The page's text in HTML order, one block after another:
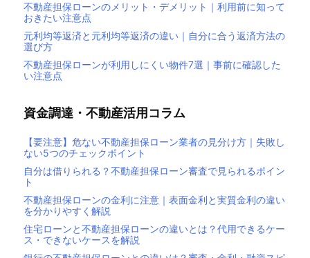
不動産担保ローンのメリット・デメリット｜利用前に知って
おきたい注意点
元利均等返済と元利均等返済の違い｜自分に合う返済方法の
選び方
不動産担保ローンが利用しにくい物件7選｜事前に確認した
い注意点
資金調達・不動産活用コラム
【要注意】危ない不動産担保ローン業者の見分け方｜失敗し
ない5つのチェックポイント
自分は借りられる？不動産担保ローン審査で見られるポイン
ト
不動産担保ローンの金利に注意｜表面金利と実質金利の違い
を分かりやすく解説
住宅ローンと不動産担保ローンの違いとは？代用できるケー
ス・できないケースを解説